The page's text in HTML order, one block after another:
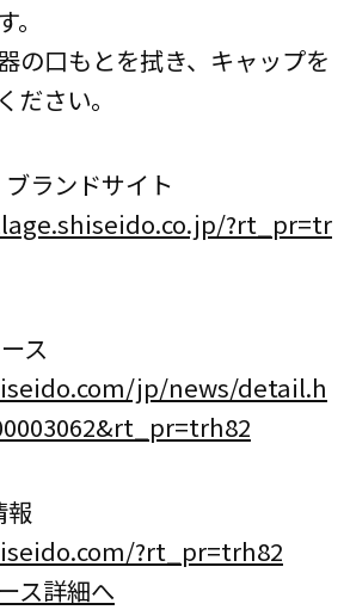
の口もとを拭き、キャップを
ださい。
ランドサイト
?rt_pr=tr
ス
jp/news/detail.h
?rt_pr=trh82
ス詳細へ